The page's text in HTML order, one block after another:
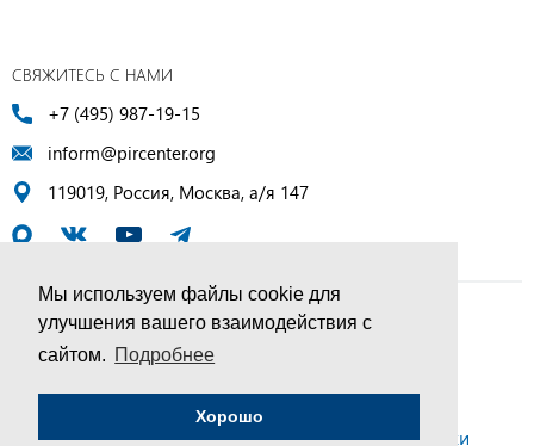
Мы используем файлы cookie для
улучшения вашего взаимодействия с
сайтом. Подробнее
Хорошо
СВЯЖИТЕСЬ С НАМИ
+7 (495) 987-19-15
inform@pircenter.org
119019, Россия, Москва, а/я 147
© ПИР-Центр, 1994–2025 | Все права защищены
Соглашение об обработке персональных данных
Политика конфиденциальности и условия обработки